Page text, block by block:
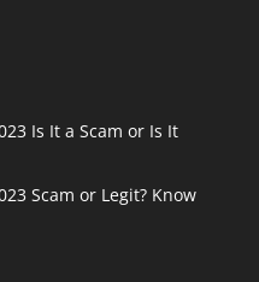
Is It a Scam or Is It
Scam or Legit? Know